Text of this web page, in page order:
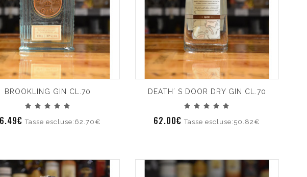
BROOKLING GIN CL.70
Tasse escluse:62.70€
DEATH´ S DOOR DRY GIN CL.70
62.00€Tasse escluse:50.82€